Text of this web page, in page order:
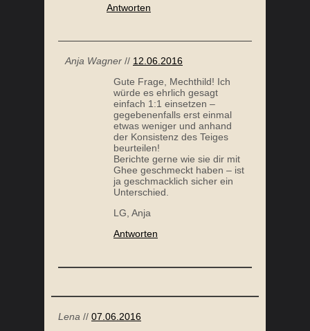
Antworten
Anja Wagner // 12.06.2016
Gute Frage, Mechthild! Ich
würde es ehrlich gesagt
einfach 1:1 einsetzen –
gegebenenfalls erst einmal
etwas weniger und anhand
der Konsistenz des Teiges
beurteilen!
Berichte gerne wie sie dir mit
Ghee geschmeckt haben – ist
ja geschmacklich sicher ein
Unterschied.
LG, Anja
Antworten
Lena // 07.06.2016